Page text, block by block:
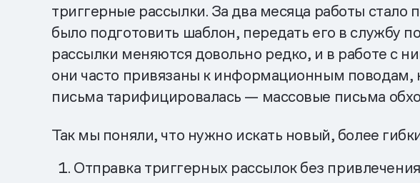
триггерные рассылки. За два месяца работы стало
было подготовить шаблон, передать его в службу
рассылки меняются довольно редко, и в работе с
они часто привязаны к информационным поводам,
письма тарифицировалась — массовые письма
Так мы поняли, что нужно искать новый, более
Отправка триггерных рассылок без